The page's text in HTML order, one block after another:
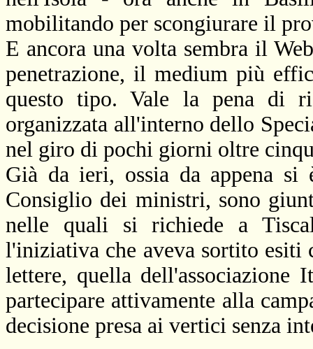
mobilitando per scongiurare il
E ancora una volta sembra il
penetrazione, il medium più
questo tipo. Vale la pena di
organizzata all'interno dello
nel giro di pochi giorni oltre
Già da ieri, ossia da appena si
Consiglio dei ministri, sono
nelle quali si richiede a
l'iniziativa che aveva sortito esiti
lettere, quella dell'associazione
partecipare attivamente alla
decisione presa ai vertici senza